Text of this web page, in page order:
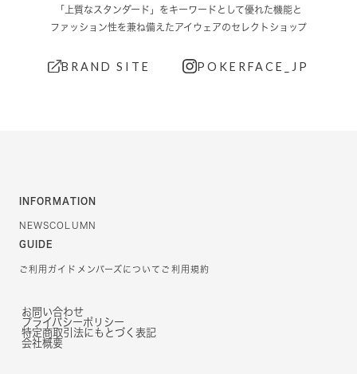
「上質なスタンダード」をキーワードとして優れた機能と
ファッション性を兼ね備えたアイウェアのセレクトショップ
BRAND SITE POKERFACE_JP
INFORMATION
NEWSCOLUMN
GUIDE
ご利用ガイド メンバーズについて ご利用規約
お問い合わせ
プライバシーポリシー
特定商取引法にもとづく表記
会社概要